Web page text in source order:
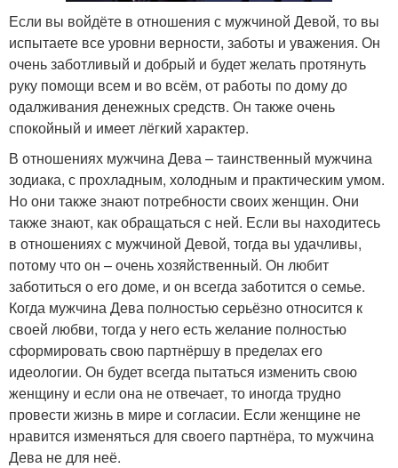
Если вы войдёте в отношения с мужчиной Девой, то вы
испытаете все уровни верности, заботы и уважения. Он
очень заботливый и добрый и будет желать протянуть
руку помощи всем и во всём, от работы по дому до
одалживания денежных средств. Он также очень
спокойный и имеет лёгкий характер.
В отношениях мужчина Дева – таинственный мужчина
зодиака, с прохладным, холодным и практическим умом.
Но они также знают потребности своих женщин. Они
также знают, как обращаться с ней. Если вы находитесь
в отношениях с мужчиной Девой, тогда вы удачливы,
потому что он – очень хозяйственный. Он любит
заботиться о его доме, и он всегда заботится о семье.
Когда мужчина Дева полностью серьёзно относится к
своей любви, тогда у него есть желание полностью
сформировать свою партнёршу в пределах его
идеологии. Он будет всегда пытаться изменить свою
женщину и если она не отвечает, то иногда трудно
провести жизнь в мире и согласии. Если женщине не
нравится изменяться для своего партнёра, то мужчина
Дева не для неё.